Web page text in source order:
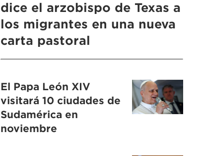
dice el arzobispo de Texas a
los migrantes en una nueva
carta pastoral
El Papa León XIV
visitará 10 ciudades de
Sudamérica en
noviembre